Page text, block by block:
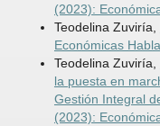
(2023):
Teodelina Zuviría,
Económicas
Teodelina Zuviría,
la puesta en
Gestión Integral
(2023):